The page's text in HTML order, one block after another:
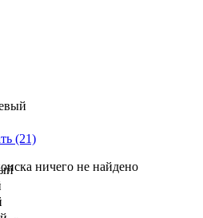
(21)
ничего не найдено